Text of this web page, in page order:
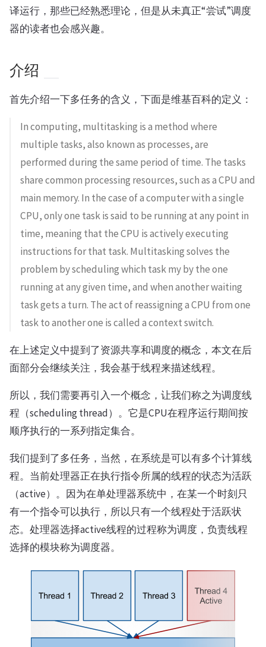
译运行，那些已经熟悉理论，但是从未真正“尝试”调度
器的读者也会感兴趣。
介绍
首先介绍一下多任务的含义，下面是维基百科的定义：
In computing, multitasking is a method where
multiple tasks, also known as processes, are
performed during the same period of time. The tasks
share common processing resources, such as a CPU and
main memory. In the case of a computer with a single
CPU, only one task is said to be running at any point in
time, meaning that the CPU is actively executing
instructions for that task. Multitasking solves the
problem by scheduling which task my by the one
running at any given time, and when another waiting
task gets a turn. The act of reassigning a CPU from one
task to another one is called a context switch.
在上述定义中提到了资源共享和调度的概念，本文在后
面部分会继续关注，我会基于线程来描述线程。
所以，我们需要再引入一个概念，让我们称之为调度线
程（scheduling thread）。它是CPU在程序运行期间按
顺序执行的一系列指定集合。
我们提到了多任务，当然，在系统是可以有多个计算线
程。当前处理器正在执行指令所属的线程的状态为活跃
（active）。因为在单处理器系统中，在某一个时刻只
有一个指令可以执行，所以只有一个线程处于活跃状
态。处理器选择active线程的过程称为调度，负责线程
选择的模块称为调度器。